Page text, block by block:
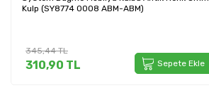
Kulp (SY8774 0008 ABM-ABM)
345,44TL
310,90 TL Sepete Ekle